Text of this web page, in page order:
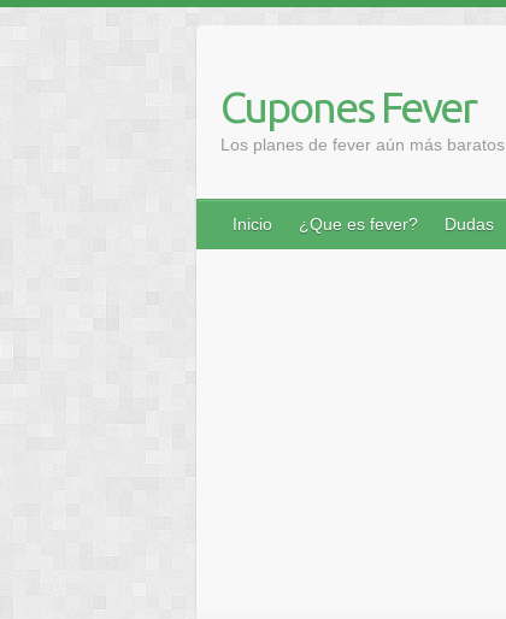
contenido
Cupones Fever
Los planes de fever aún más baratos
Inicio ¿Que es fever? Dudas